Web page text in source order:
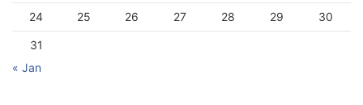
24 25 26 27 28 29 30
31
« Jan